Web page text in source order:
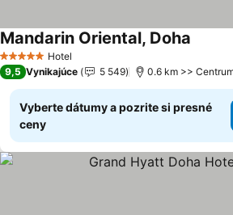
5 Počet hviezdičiek
Hotel
Mandarin Oriental, Doha
9,5 Vynikajúce 5 549 0.6 km >>
Vyberte dátumy a pozrite si presné
ceny